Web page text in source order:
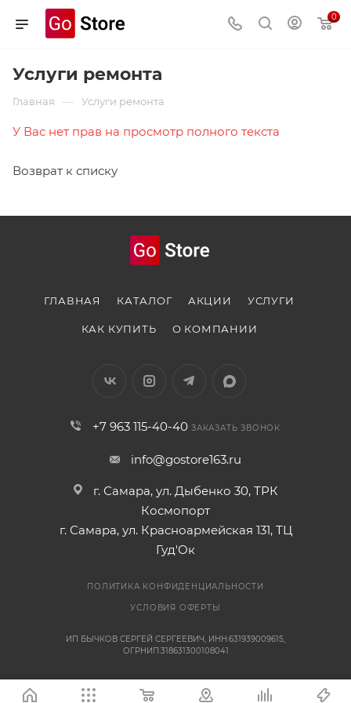
0
Услуги ремонта
Главная — Услуги ремонта
У Вас нет прав на просмотр полного текста
Возврат к списку
ГЛАВНАЯ КАТАЛОГ АКЦИИ УСЛУГИ
КАК КУПИТЬ О КОМПАНИИ
+7 963 115-40-40 ЗАКАЗАТЬ ЗВОНОК
info@gostore163.ru
г. Самара, ул. Дыбенко 30, ТРК
Космопорт
г. Самара, ул. Красноармейская 131, ТЦ
Гуд'Ок
ПОЛИТИКА КОНФИДЕНЦИАЛЬНОСТИ
УСЛОВИЯ ОФЕРТЫ
ИП БЫЧКОВ СЕРГЕЙ СЕРГЕЕВИЧ, ИНН:631939009615,
ОГРНИП:318631300108041